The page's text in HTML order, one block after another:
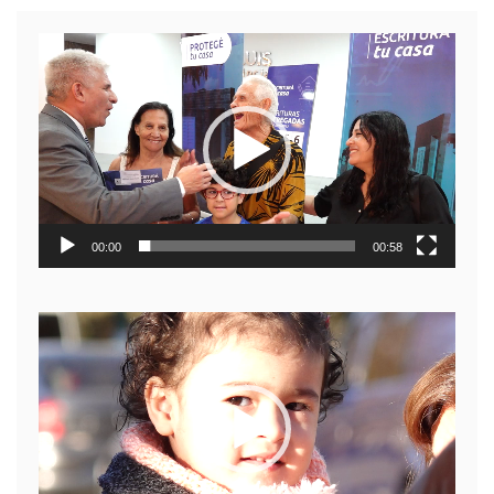
Reproductor
de
video
00:00 00:58
Reproductor
de
video